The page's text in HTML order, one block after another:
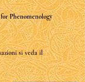
Phenomenology
si veda il